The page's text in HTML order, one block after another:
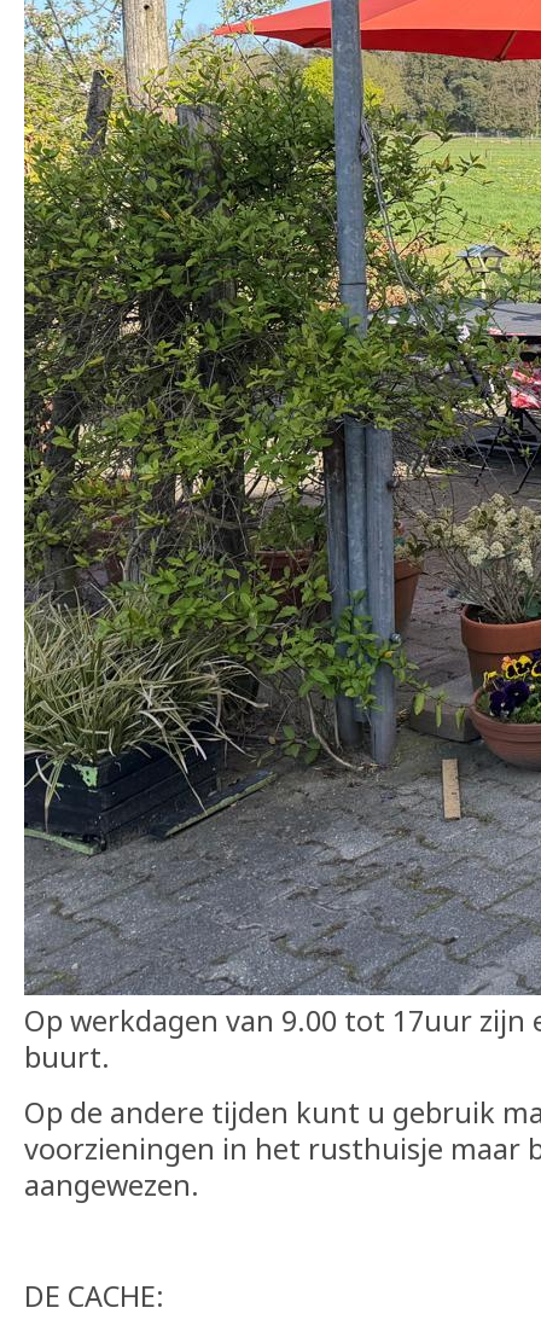
Op werkdagen van 9.00 tot 17uur zijn
buurt.
Op de andere tijden kunt u gebruik
voorzieningen in het rusthuisje maar
aangewezen.
DE CACHE: